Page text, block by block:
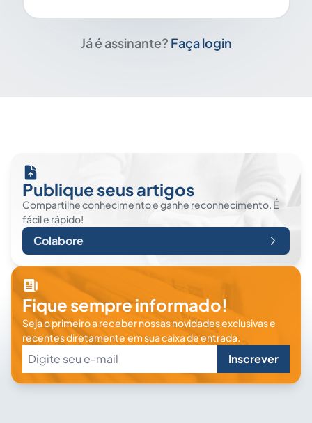
Já é assinante? Faça login
Publique seus artigos
Compartilhe conhecimento e ganhe reconhecimento. É
fácil e rápido!
Colabore
Fique sempre informado!
Seja o primeiro a receber nossas novidades exclusivas e
recentes diretamente em sua caixa de entrada.
Inscrever